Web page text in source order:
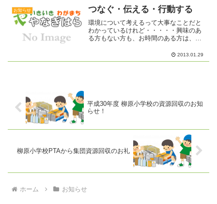
お知らせ つなぐ・伝える・行動する
環境について考えるって大事なことだと
わかっているけれど・・・・・興味のあ
る方もない方も、お時間のある方は、ち
2013.01.29
平成30年度 柳原小学校の資源回収のお知
らせ！
柳原小学校PTAから集団資源回収のお礼
ホーム お知らせ